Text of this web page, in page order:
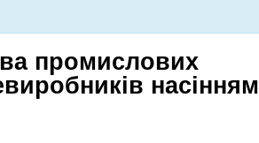
промислових
насінням